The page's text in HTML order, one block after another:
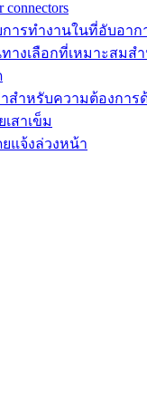
ารทำงานในที่อับอาก
างเลือกที่เหมาะสม
สำหรับความต้องกา
สาเข็ม
แจ้งล่วงหน้า